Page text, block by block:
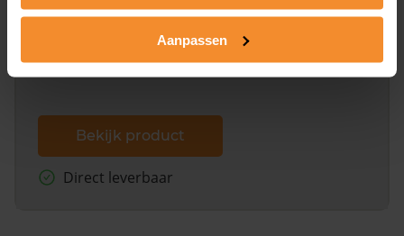
Aanpassen
Een uitgebreid overzicht van het perceel en
dit inclusief de luchtfoto!
Bekijk product
Direct leverbaar